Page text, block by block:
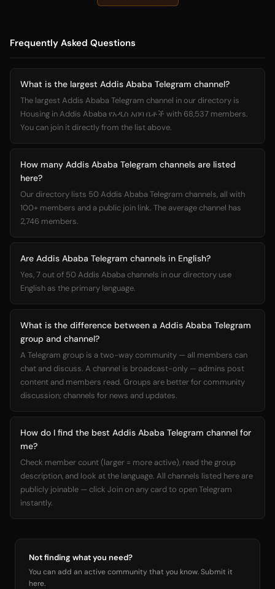
Frequently Asked Questions
What is the largest Addis Ababa Telegram channel?
The largest Addis Ababa Telegram channel in our directory is
Housing in Addis Ababa የአዲስ አበባ ቤቶች with 68,537 members.
You can join it directly from the list above.
How many Addis Ababa Telegram channels are listed
here?
Our directory lists 50 Addis Ababa Telegram channels, all with
100+ members and a public join link. The average channel has
2,746 members.
Are Addis Ababa Telegram channels in English?
Yes, 7 out of 50 Addis Ababa channels in our directory use
English as the primary language.
What is the difference between a Addis Ababa Telegram
group and channel?
A Telegram group is a two-way community — all members can
chat and discuss. A channel is broadcast-only — admins post
content and members read. Groups are better for community
discussion; channels for news and updates.
How do I find the best Addis Ababa Telegram channel for
me?
Check member count (larger = more active), read the group
description, and look at the language. All channels listed here are
publicly joinable — click Join on any card to open Telegram
instantly.
Not finding what you need?
You can add an active community that you know. Submit it
here.